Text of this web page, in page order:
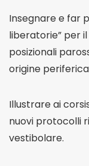
Insegnare e far
liberatorie” per
posizionali
origine
Illustrare ai
nuovi protocolli
vestibolare.